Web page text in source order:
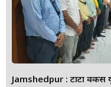
Jamshedpur : टाटा वर्कर्स